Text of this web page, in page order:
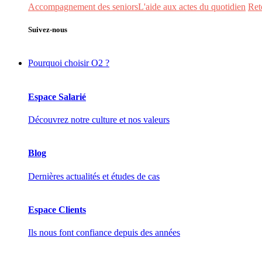
Accompagnement des seniorsL'aide aux actes du quotidien
Suivez-nous
Pourquoi choisir O2 ?
Espace Salarié
Découvrez notre culture et nos valeurs
Blog
Dernières actualités et études de cas
Espace Clients
Ils nous font confiance depuis des années